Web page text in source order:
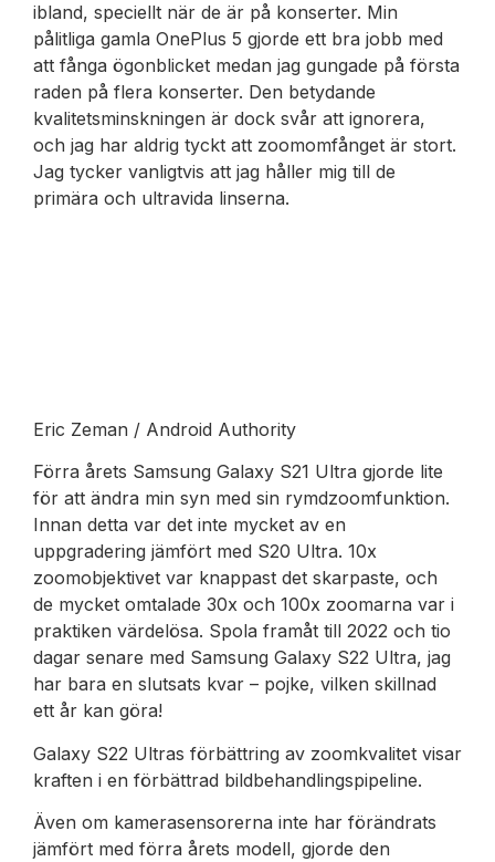
ibland, speciellt när de är på konserter. Min
pålitliga gamla OnePlus 5 gjorde ett bra jobb med
att fånga ögonblicket medan jag gungade på första
raden på flera konserter. Den betydande
kvalitetsminskningen är dock svår att ignorera,
och jag har aldrig tyckt att zoomomfånget är stort.
Jag tycker vanligtvis att jag håller mig till de
primära och ultravida linserna.
Eric Zeman / Android Authority
Förra årets Samsung Galaxy S21 Ultra gjorde lite
för att ändra min syn med sin rymdzoomfunktion.
Innan detta var det inte mycket av en
uppgradering jämfört med S20 Ultra. 10x
zoomobjektivet var knappast det skarpaste, och
de mycket omtalade 30x och 100x zoomarna var i
praktiken värdelösa. Spola framåt till 2022 och tio
dagar senare med Samsung Galaxy S22 Ultra, jag
har bara en slutsats kvar – pojke, vilken skillnad
ett år kan göra!
Galaxy S22 Ultras förbättring av zoomkvalitet visar
kraften i en förbättrad bildbehandlingspipeline.
Även om kamerasensorerna inte har förändrats
jämfört med förra årets modell, gjorde den